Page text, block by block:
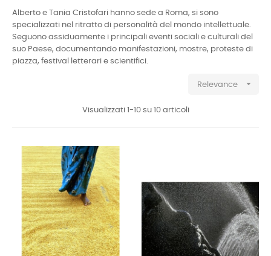
Alberto e Tania Cristofari hanno sede a Roma, si sono
specializzati nel ritratto di personalità del mondo intellettuale.
Seguono assiduamente i principali eventi sociali e culturali del
suo Paese, documentando manifestazioni, mostre, proteste di
piazza, festival letterari e scientifici.
Relevance 
Visualizzati 1-10 su 10 articoli